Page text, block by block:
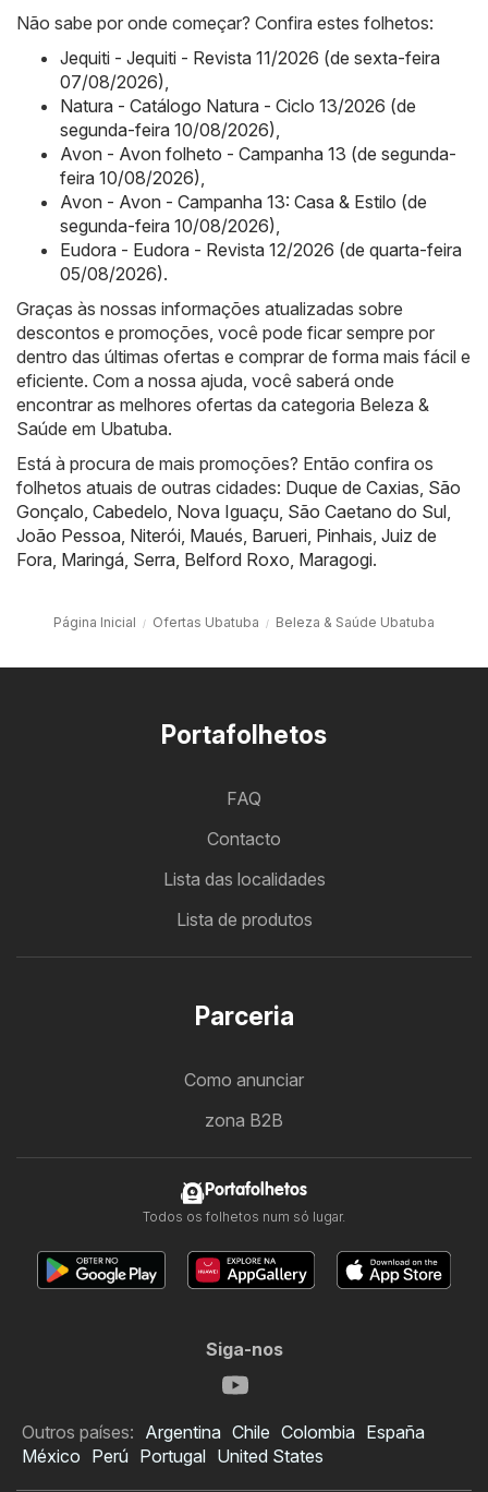
Não sabe por onde começar? Confira estes folhetos:
Jequiti - Jequiti - Revista 11/2026 (de sexta-feira
07/08/2026)
Natura - Catálogo Natura - Ciclo 13/2026 (de
segunda-feira 10/08/2026)
Avon - Avon folheto - Campanha 13 (de segunda-
feira 10/08/2026)
Avon - Avon - Campanha 13: Casa & Estilo (de
segunda-feira 10/08/2026)
Eudora - Eudora - Revista 12/2026 (de quarta-feira
05/08/2026).
Graças às nossas informações atualizadas sobre
descontos e promoções, você pode ficar sempre por
dentro das últimas ofertas e comprar de forma mais fácil e
eficiente. Com a nossa ajuda, você saberá onde
encontrar as melhores ofertas da categoria Beleza &
Saúde em Ubatuba.
Está à procura de mais promoções? Então confira os
folhetos atuais de outras cidades: Duque de Caxias São
Gonçalo Cabedelo Nova Iguaçu São Caetano do Sul
João Pessoa Niterói Maués Barueri Pinhais Juiz de
Fora Maringá Serra Belford Roxo Maragogi.
Página Inicial Ofertas Ubatuba Beleza & Saúde Ubatuba
Portafolhetos
FAQ
Contacto
Lista das localidades
Lista de produtos
Parceria
Como anunciar
zona B2B
Portafolhetos
Todos os folhetos num só lugar.
Siga-nos
Outros países: Argentina Chile Colombia España
México Perú Portugal United States